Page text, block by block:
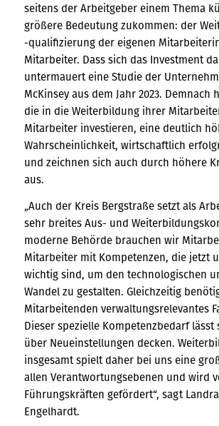
seitens der Arbeitgeber einem Thema
größere Bedeutung zukommen: der
-qualifizierung der eigenen
Mitarbeiter. Dass sich das Investment
untermauert eine Studie der
McKinsey aus dem Jahr 2023. Demnach
die in die Weiterbildung ihrer
Mitarbeiter investieren, eine deutlich
Wahrscheinlichkeit, wirtschaftlich
und zeichnen sich auch durch höhere
aus.
„Auch der Kreis Bergstraße setzt als
sehr breites Aus- und
moderne Behörde brauchen wir
Mitarbeiter mit Kompetenzen, die jetzt
wichtig sind, um den technologischen
Wandel zu gestalten. Gleichzeitig
Mitarbeitenden verwaltungsrelevantes
Dieser spezielle Kompetenzbedarf
über Neueinstellungen decken.
insgesamt spielt daher bei uns eine
allen Verantwortungsebenen und wird
Führungskräften gefördert“, sagt
Engelhardt.